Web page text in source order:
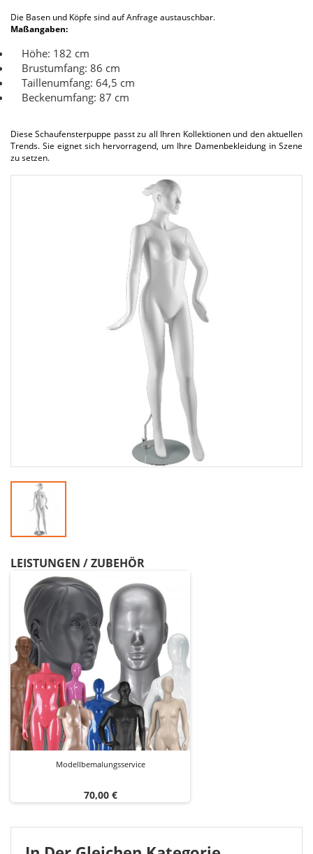
Die Basen und Köpfe sind auf Anfrage austauschbar.
Maßangaben:
Höhe: 182 cm
Brustumfang: 86 cm
Taillenumfang: 64,5 cm
Beckenumfang: 87 cm
Diese Schaufensterpuppe passt zu all Ihren Kollektionen und den aktuellen
Trends. Sie eignet sich hervorragend, um Ihre Damenbekleidung in Szene
zu setzen.
LEISTUNGEN / ZUBEHÖR
Modellbemalungsservice
Preis
70,00 €